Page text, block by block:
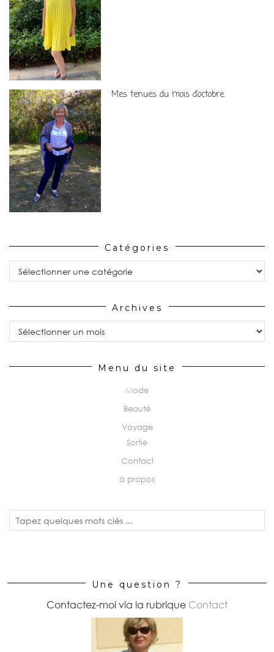
Mes tenues du mois d’octobre.
Catégories
Catégories
Archives
Archives
Menu du site
Mode
Beauté
Voyage
Sortie
Contact
à propos
Une question ?
Contactez-moi via la rubrique Contact